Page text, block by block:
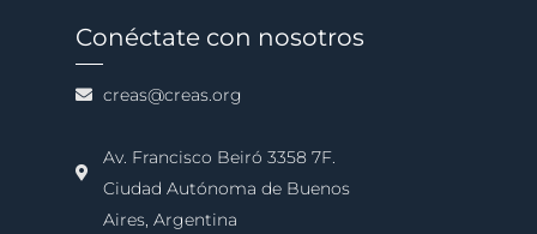
Conéctate con nosotros
creas@creas.org
Av. Francisco Beiró 3358 7F.
Ciudad Autónoma de Buenos
Aires, Argentina